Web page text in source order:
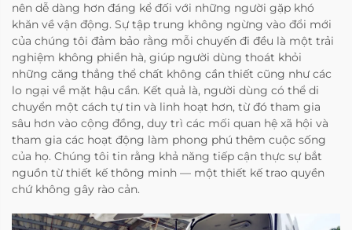
nên dễ dàng hơn đáng kể đối với những người gặp khó
khăn về vận động. Sự tập trung không ngừng vào đổi mới
của chúng tôi đảm bảo rằng mỗi chuyến đi đều là một trải
nghiệm không phiền hà, giúp người dùng thoát khỏi
những căng thẳng thể chất không cần thiết cũng như các
lo ngại về mặt hậu cần. Kết quả là, người dùng có thể di
chuyển một cách tự tin và linh hoạt hơn, từ đó tham gia
sâu hơn vào cộng đồng, duy trì các mối quan hệ xã hội và
tham gia các hoạt động làm phong phú thêm cuộc sống
của họ. Chúng tôi tin rằng khả năng tiếp cận thực sự bắt
nguồn từ thiết kế thông minh — một thiết kế trao quyền
chứ không gây rào cản.